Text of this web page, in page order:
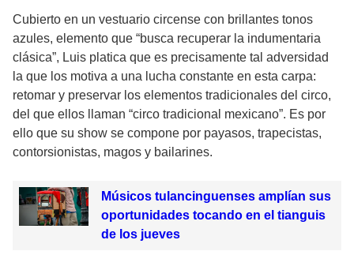
Cubierto en un vestuario circense con brillantes tonos
azules, elemento que “busca recuperar la indumentaria
clásica”, Luis platica que es precisamente tal adversidad
la que los motiva a una lucha constante en esta carpa:
retomar y preservar los elementos tradicionales del circo,
del que ellos llaman “circo tradicional mexicano”. Es por
ello que su show se compone por payasos, trapecistas,
contorsionistas, magos y bailarines.
Músicos tulancinguenses amplían sus
oportunidades tocando en el tianguis
de los jueves